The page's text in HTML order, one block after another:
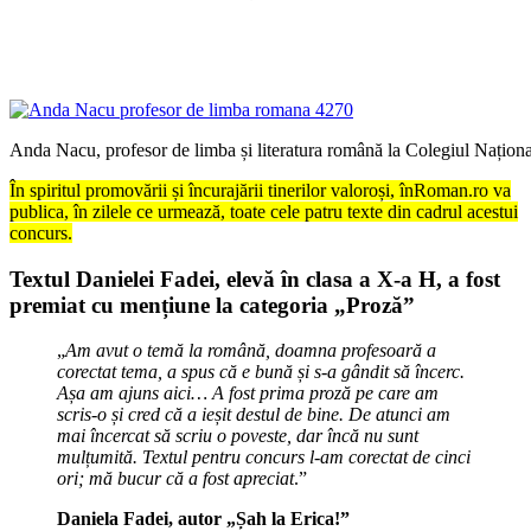
Anda Nacu, profesor de limba și literatura română la Colegiul
În spiritul promovării și încurajării tinerilor valoroși, înRoman.ro va
publica, în zilele ce urmează, toate cele patru texte din cadrul acestui
concurs.
Textul Danielei Fadei, elevă în clasa a X-a H, a fost
premiat cu mențiune la categoria „Proză”
„Am avut o temă la română, doamna profesoară a
corectat tema, a spus că e bună și s-a gândit să încerc.
Așa am ajuns aici… A fost prima proză pe care am
scris-o și cred că a ieșit destul de bine. De atunci am
mai încercat să scriu o poveste, dar încă nu sunt
mulțumită. Textul pentru concurs l-am corectat de cinci
ori; mă bucur că a fost apreciat.”
Daniela Fadei, autor „Șah la Erica!”